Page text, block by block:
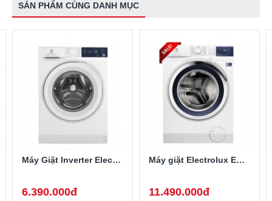
SẢN PHẨM CÙNG DANH MỤC
Máy Giặt Inverter Electrolux 8 Kg EWF8024D3WB
6.390.000đ
Máy giặt Electrolux EWF1024BDWA lồng ngang Inverter 10Kg
11.490.000đ